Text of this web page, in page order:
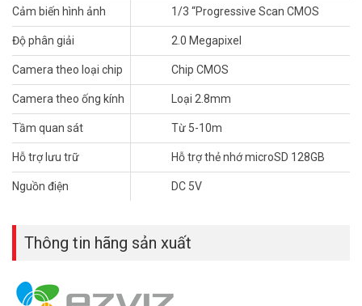
dữ liệu khi người dùng yêu cầu. Ngoài ra, khẻ cắm thẻ nhớ là điều
phải có để lưu trữ dữ liệu hình ảnh.
>>>Tham khảo ngay: Giácamera Ezviz C6Nmới nhất hiện nay!
Cảm biến hình ảnh 1/3 “Progressive Scan CMOS
Độ phân giải 2.0 Megapixel
Camera theo loại chip Chip CMOS
Camera theo ống kính Loại 2.8mm
Tầm quan sát Từ 5-10m
Hỗ trợ lưu trữ Hỗ trợ thẻ nhớ microSD 128GB
Nguồn điện DC 5V
Thông tin hãng sản xuất